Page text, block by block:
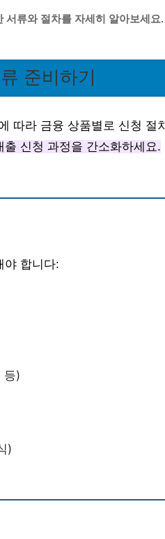
서류와 절차를 자세히 알아보세요.
준비하기
따라 금융 상품별로 신청 절
출 신청 과정을 간소화하세요.
야 합니다:
등)
)